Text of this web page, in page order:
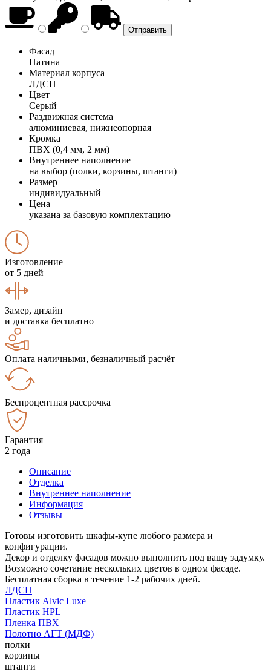
Фасад
Патина
Материал корпуса
ЛДСП
Цвет
Серый
Раздвижная система
алюминиевая, нижнеопорная
Кромка
ПВХ (0,4 мм, 2 мм)
Внутреннее наполнение
на выбор (полки, корзины, штанги)
Размер
индивидуальный
Цена
указана за базовую комплектацию
Изготовление
от 5 дней
Замер, дизайн
и доставка бесплатно
Оплата наличными, безналичный расчёт
Беспроцентная рассрочка
Гарантия
2 года
Описание
Отделка
Внутреннее наполнение
Информация
Отзывы
Готовы изготовить шкафы-купе любого размера и
конфигурации.
Декор и отделку фасадов можно выполнить под вашу задумку.
Возможно сочетание нескольких цветов в одном фасаде.
Бесплатная сборка в течение 1-2 рабочих дней.
ЛДСП
Пластик Alvic Luxe
Пластик HPL
Пленка ПВХ
Полотно АГТ (МДФ)
полки
корзины
штанги